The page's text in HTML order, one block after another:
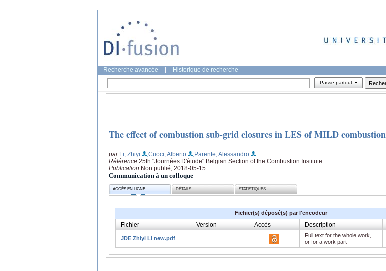
Recherche avancée Historique de recherche
Passe-partout
The effect of combustion sub-grid closures in LES of MILD combustion
par Li, Zhiyi ;Cuoci, Alberto
;Parente, Alessandro
Référence 25th "Journées D'étude" Belgian Section of the Combustion Institute
Publication Non publié, 2018-05-15
Communication à un colloque
ACCÈS EN LIGNE DÉTAILS STATISTIQUES
Fichier(s) déposé(s) par l'encodeur
Fichier Version Accès Description
JDE Zhiyi Li new.pdf
Full text for the whole work,
or for a work part